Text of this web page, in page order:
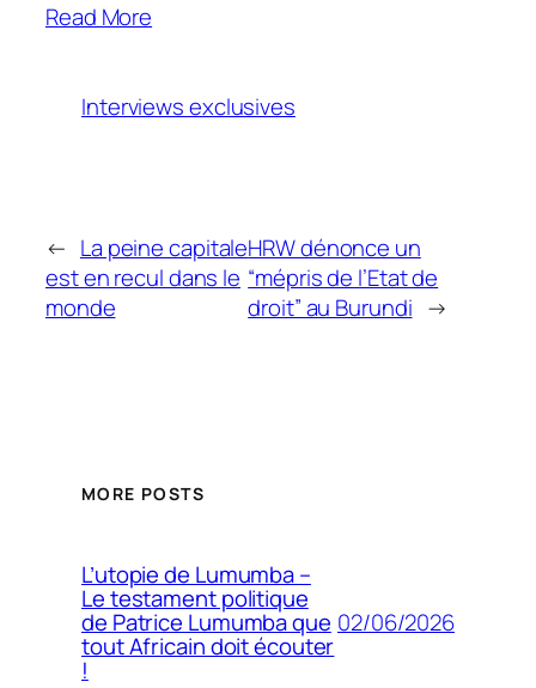
Read More
Interviews exclusives
← La peine capitale
est en recul dans le
monde
HRW dénonce un
“mépris de l’Etat de
droit” au Burundi →
MORE POSTS
L’utopie de Lumumba –
Le testament politique
de Patrice Lumumba que
tout Africain doit écouter
!
02/06/2026